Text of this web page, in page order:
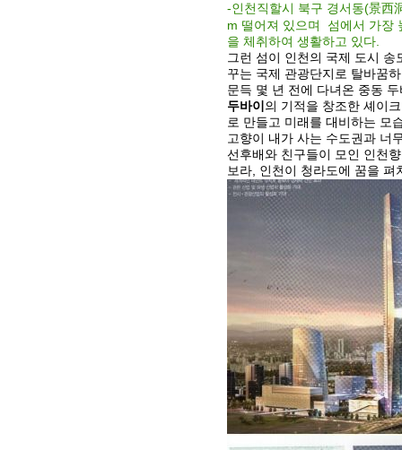
-인천직할시 북구 경서동(景西
m 떨어져 있으며 섬에서 가장
을 체취하여 생활하고 있다.
그런 섬이 인천의 국제 도시
꾸는 국제 관광단지로 탈바꿈
문득 몇 년 전에 다녀온 중동
두바이 의 기적을 창조한 셰이
로 만들고 미래를 대비하는 모
고향이 내가 사는 수도권과 너
선후배와 친구들이 모인 인천
보라, 인천이 청라도에 꿈을